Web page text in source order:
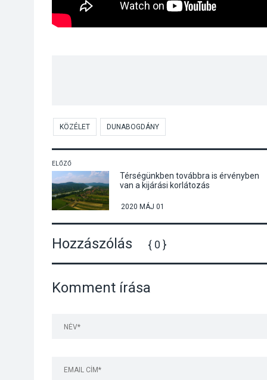
KÖZÉLET DUNABOGDÁNY
ELŐZŐ
Térségünkben továbbra is érvényben
van a kijárási korlátozás
2020 MÁJ 01
Hozzászólás { 0 }
Komment írása